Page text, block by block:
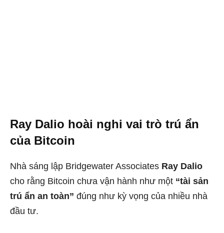
Ray Dalio hoài nghi vai trò trú ẩn
của Bitcoin
Nhà sáng lập Bridgewater Associates Ray Dalio
cho rằng Bitcoin chưa vận hành như một “tài sản
trú ẩn an toàn” đúng như kỳ vọng của nhiều nhà
đầu tư.